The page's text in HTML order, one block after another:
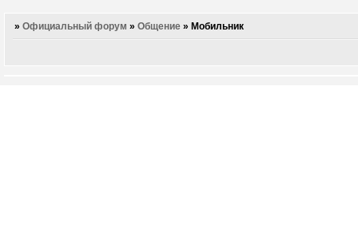
»Официальный форум »Общение » Мобильник